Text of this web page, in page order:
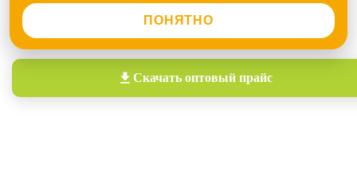
ПОНЯТНО
Скачать оптовый прайс